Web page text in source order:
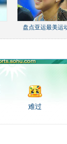
盘点亚运最美运
难过